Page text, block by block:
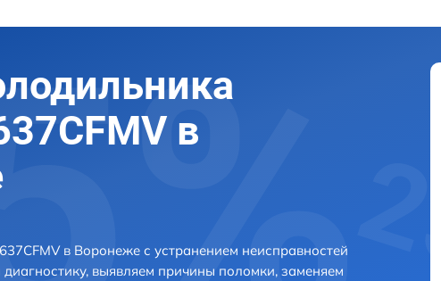
в
в Воронеже с устранением неисправностей
выявляем причины поломки, заменяем